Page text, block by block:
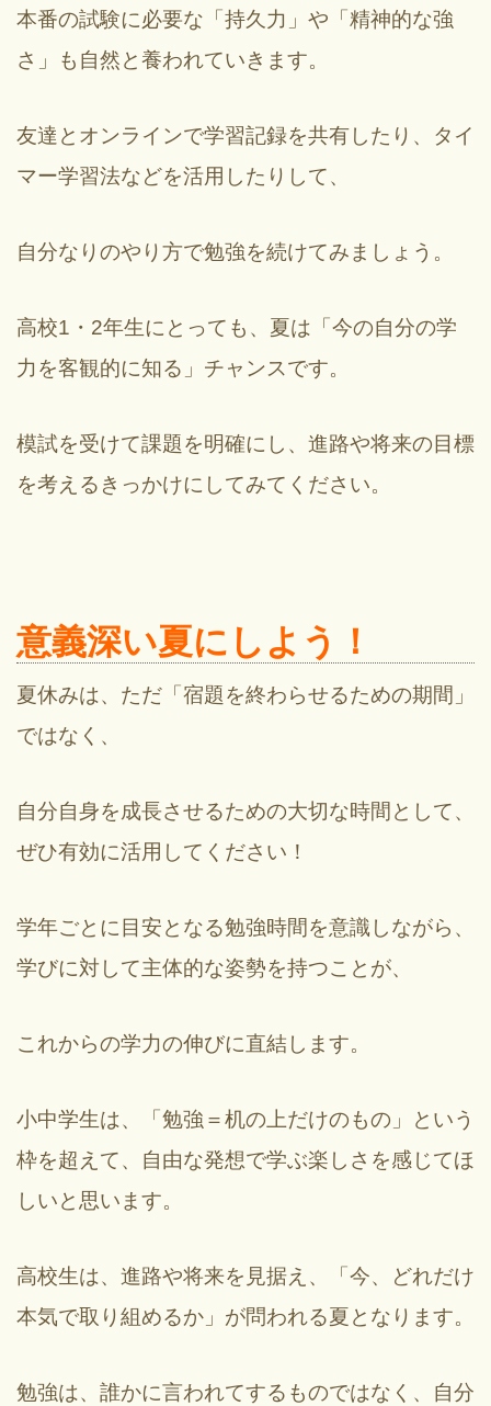
本番の試験に必要な「持久力」や「精神的な強
さ」も自然と養われていきます。
友達とオンラインで学習記録を共有したり、タイ
マー学習法などを活用したりして、
自分なりのやり方で勉強を続けてみましょう。
高校1・2年生にとっても、夏は「今の自分の学
力を客観的に知る」チャンスです。
模試を受けて課題を明確にし、進路や将来の目標
を考えるきっかけにしてみてください。
意義深い夏にしよう！
夏休みは、ただ「宿題を終わらせるための期間」
ではなく、
自分自身を成長させるための大切な時間として、
ぜひ有効に活用してください！
学年ごとに目安となる勉強時間を意識しながら、
学びに対して主体的な姿勢を持つことが、
これからの学力の伸びに直結します。
小中学生は、「勉強＝机の上だけのもの」という
枠を超えて、自由な発想で学ぶ楽しさを感じてほ
しいと思います。
高校生は、進路や将来を見据え、「今、どれだけ
本気で取り組めるか」が問われる夏となります。
勉強は、誰かに言われてするものではなく、自分